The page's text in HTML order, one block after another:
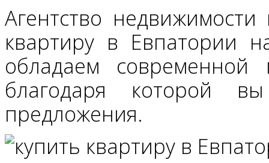
Агентство
квартиру в Евпатории
обладаем современной
благодаря которой
предложения.